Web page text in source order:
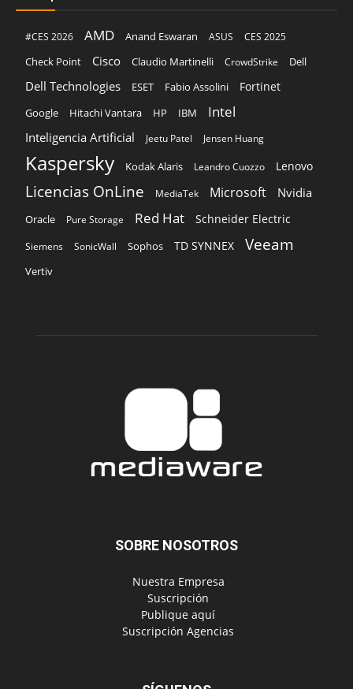
#CES 2026 AMD Anand Eswaran ASUS
CES 2025
Check Point
Cisco Claudio Martinelli CrowdStrike Dell
Dell Technologies ESET Fabio Assolini Fortinet
Google Hitachi Vantara HP IBM Intel
Inteligencia Artificial Jeetu Patel Jensen Huang
Kaspersky Kodak Alaris Leandro Cuozzo Lenovo
Licencias OnLine MediaTek Microsoft Nvidia
Oracle Pure Storage Red Hat Schneider Electric
Siemens SonicWall Sophos TD SYNNEX Veeam
Vertiv
SOBRE NOSOTROS
‎ Nuestra Empresa
‎ Suscripción
‎ Publique aquí
‎ Suscripción Agencias